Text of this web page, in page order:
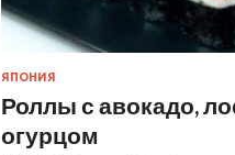
ЯПОНИЯ
Роллы с авокадо,
огурцом